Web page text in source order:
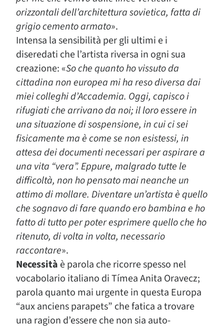
orizzontali dell’architettura sovietica, fatta di
grigio cemento armato».
Intensa la sensibilità per gli ultimi e i
diseredati che l’artista riversa in ogni sua
creazione: «So che quanto ho vissuto da
cittadina non europea mi ha reso diversa dai
miei colleghi d’Accademia. Oggi, capisco i
rifugiati che arrivano da noi; il loro essere in
una situazione di sospensione, in cui ci sei
fisicamente ma è come se non esistessi, in
attesa dei documenti necessari per aspirare a
una vita “vera”. Eppure, malgrado tutte le
difficoltà, non ho pensato mai neanche un
attimo di mollare. Diventare un’artista è quello
che sognavo di fare quando ero bambina e ho
fatto di tutto per poter esprimere quello che ho
ritenuto, di volta in volta, necessario
raccontare».
Necessità è parola che ricorre spesso nel
vocabolario italiano di Tímea Anita Oravecz;
parola quanto mai urgente in questa Europa
“aux anciens parapets” che fatica a trovare
una ragion d’essere che non sia auto-